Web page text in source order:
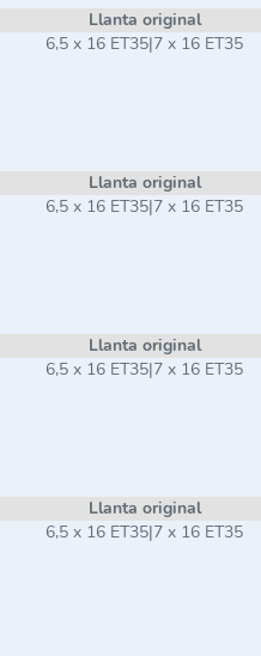
Llanta original
6,5 x 16 ET35|7 x 16 ET35
Llanta original
6,5 x 16 ET35|7 x 16 ET35
Llanta original
6,5 x 16 ET35|7 x 16 ET35
Llanta original
6,5 x 16 ET35|7 x 16 ET35